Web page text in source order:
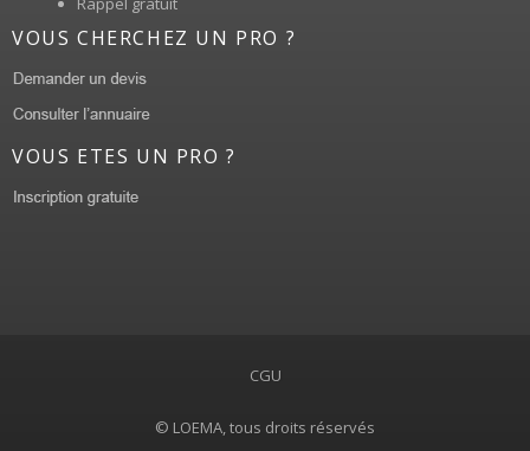
VOUS CHERCHEZ UN PRO ?
VOUS ETES UN PRO ?
CGU
© LOEMA, tous droits réservés